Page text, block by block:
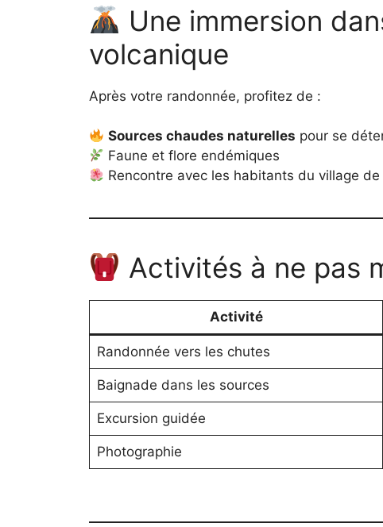
Une immersion
volcanique
Après votre randonnée, profitez de :
Sources chaudes naturelles pour se
Faune et flore endémiques
Rencontre avec les habitants du village
Activités à ne pas
Activité
Randonnée vers les chutes
Baignade dans les sources
Excursion guidée
Photographie